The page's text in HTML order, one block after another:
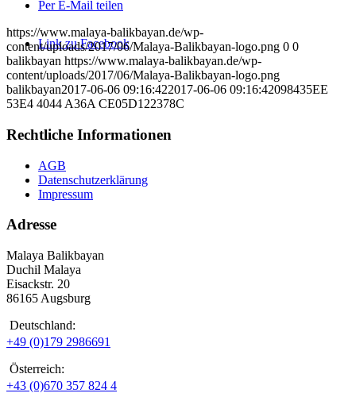
Link zu Facebook
Per E-Mail teilen
https://www.malaya-balikbayan.de/wp-
content/uploads/2017/06/Malaya-Balikbayan-logo.png 0 0
balikbayan https://www.malaya-balikbayan.de/wp-
content/uploads/2017/06/Malaya-Balikbayan-logo.png
balikbayan2017-06-06 09:16:422017-06-06 09:16:42098435EE
53E4 4044 A36A CE05D122378C
Rechtliche Informationen
AGB
Datenschutzerklärung
Impressum
Adresse
Malaya Balikbayan
Duchil Malaya
Eisackstr. 20
86165 Augsburg
Deutschland:
+49 (0)179 2986691
Österreich:
+43 (0)670 357 824 4